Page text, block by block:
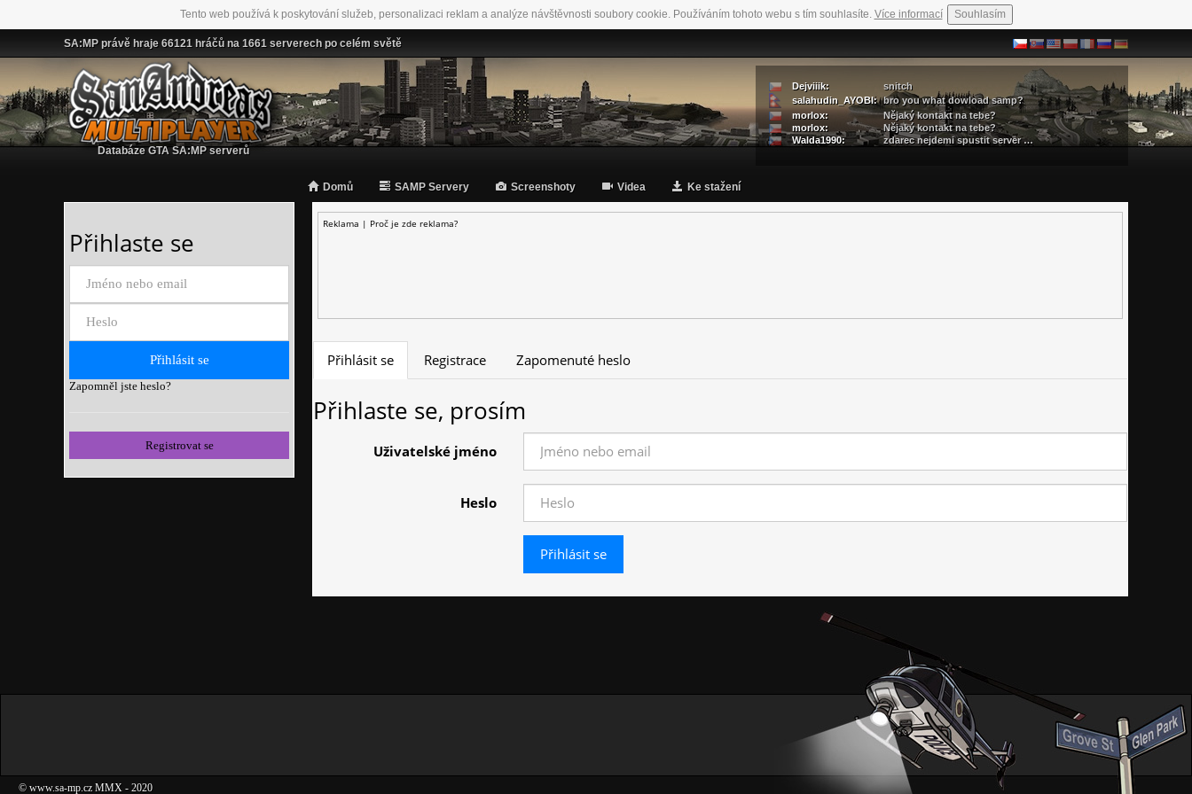
Tento web používá k poskytování služeb, personalizaci reklam a analýze návštěvnosti soubory cookie. Používáním tohoto webu s tím souhlasíte. Více informací Souhlasím
SA:MP právě hraje 66121 hráčů na 1661 serverech po celém světě
Databáze GTA SA:MP serverů
Dejviiik:
snitch
salahudin_AYOBI: bro you what dowload samp?
morlox:
Nějaký kontakt na tebe?
morlox:
Nějaký kontakt na tebe?
Walda1990:
zdarec nejdemi spustit server …
Domů SAMP Servery Screenshoty Videa Ke stažení
Reklama | Proč je zde reklama?
Přihlásit se Registrace Zapomenuté heslo
Přihlaste se, prosím
Uživatelské jméno
Heslo
Přihlaste se
Zapomněl jste heslo?
Registrovat se
© www.sa-mp.cz MMX - 2020